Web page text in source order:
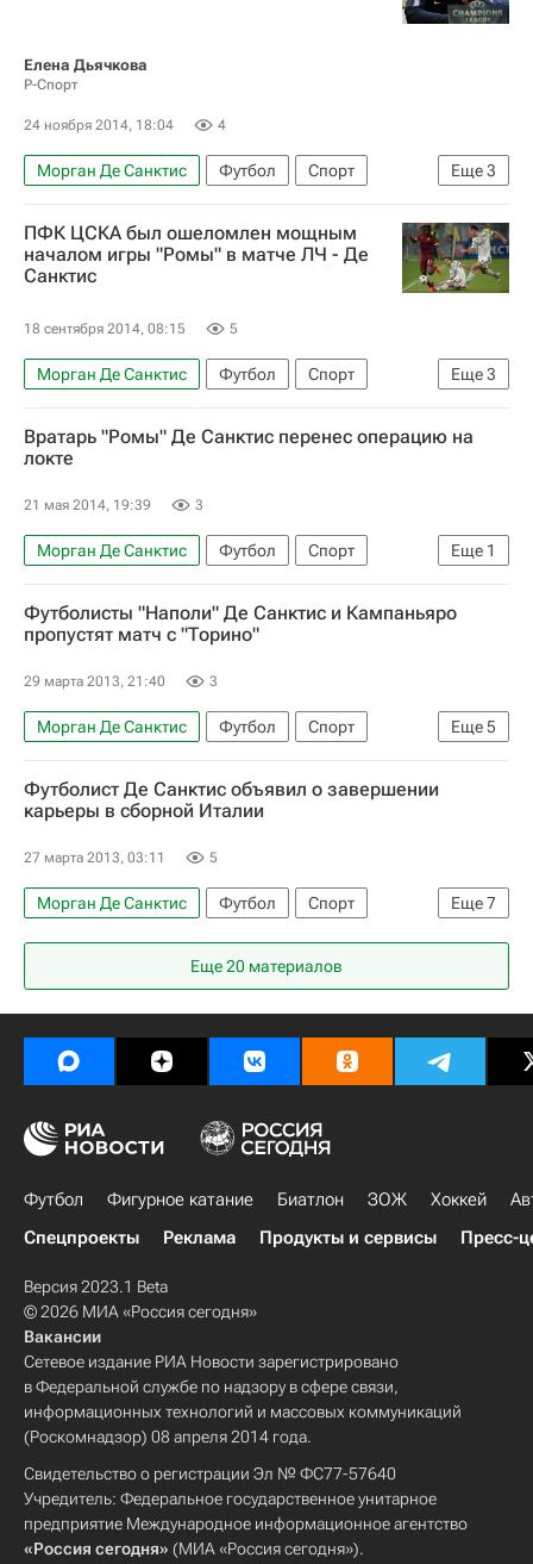
Елена Дьячкова
Р-Спорт
24 ноября 2014, 18:04 4
Еще3
Морган Де Санктис Футбол
Спорт
Лига чемпионов УЕФА 2026-2027
Рома
ПФК ЦСКА
ПФК ЦСКА был ошеломлен мощным
началом игры "Ромы" в матче ЛЧ - Де
Санктис
18 сентября 2014, 08:15 5
Еще3
Морган Де Санктис Футбол
Спорт
Лига чемпионов УЕФА 2026-2027
Рома
ПФК ЦСКА
Вратарь "Ромы" Де Санктис перенес операцию на
локте
21 мая 2014, 19:39 3
Еще 1
Морган Де Санктис Футбол
Спорт
Рома
Футболисты "Наполи" Де Санктис и Кампаньяро
пропустят матч с "Торино"
29 марта 2013, 21:40 3
Еще5
Морган Де Санктис Футбол
Спорт
травмы
Серия А 2026-2027 (Чемпионат Италии по футболу)
Футболист Де Санктис объявил о завершении
карьеры в сборной Италии
27 марта 2013, 03:11 5
Еще7
Морган Де Санктис Футбол
Спорт
Чезаре Пранделли
Италия
Наполи
Эмилиано Мартинес (1985)
Федерико Маркетти
Сальваторе Сиригу
Джанлуиджи Буффон
Еще 20 материалов
Футбол Фигурное катание Биатлон ЗОЖ Хоккей
Спецпроекты
Реклама Продукты и сервисы Пресс-
Версия 2023.1 Beta
© 2026 МИА «Россия сегодня»
Вакансии
Сетевое издание РИА Новости зарегистрировано
в Федеральной службе по надзору в сфере связи,
информационных технологий и массовых коммуникаций
(Роскомнадзор) 08 апреля 2014 года.
Свидетельство о регистрации Эл № ФС77-57640
Учредитель: Федеральное государственное унитарное
предприятие Международное информационное агентство
«Россия сегодня» (МИА «Россия сегодня»).